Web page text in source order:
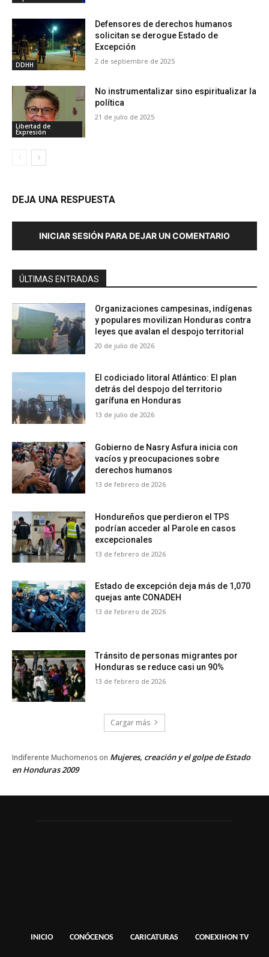
DDHH
Defensores de derechos humanos
solicitan se derogue Estado de
Excepción
2 de septiembre de 2025
Libertad de
Expresión
No instrumentalizar sino espiritualizar la
política
21 de julio de 2025
DEJA UNA RESPUESTA
INICIAR SESIÓN PARA DEJAR UN COMENTARIO
ÚLTIMAS ENTRADAS
Organizaciones campesinas, indígenas
y populares movilizan Honduras contra
leyes que avalan el despojo territorial
20 de julio de 2026
El codiciado litoral Atlántico: El plan
detrás del despojo del territorio
garífuna en Honduras
13 de julio de 2026
Gobierno de Nasry Asfura inicia con
vacíos y preocupaciones sobre
derechos humanos
13 de febrero de 2026
Hondureños que perdieron el TPS
podrían acceder al Parole en casos
excepcionales
13 de febrero de 2026
Estado de excepción deja más de 1,070
quejas ante CONADEH
13 de febrero de 2026
Tránsito de personas migrantes por
Honduras se reduce casi un 90%
13 de febrero de 2026
Cargar más
Indiferente Muchomenos on Mujeres, creación y el golpe de Estado
en Honduras 2009
INICIO CONÓCENOS CARICATURAS CONEXIHON TV